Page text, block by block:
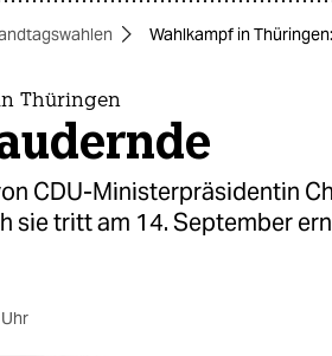
Wahlkampf in
Thüringen
CDU-Ministerpräsidentin
sie tritt am 14. September